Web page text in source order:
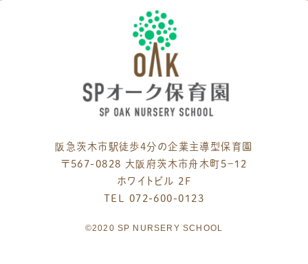
阪急茨木市駅徒歩4分の企業主導型保育園
〒567-0828 大阪府茨木市舟木町５−１２
ホワイトビル 2F
TEL 072-600-0123
©2020 SP NURSERY SCHOOL